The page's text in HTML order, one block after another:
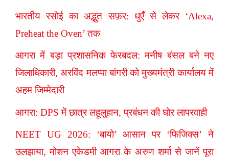
भारतीय रसोई का अद्भुत सफ़र: धुएँ से लेकर ‘Alexa,
Preheat the Oven’ तक
आगरा में बड़ा प्रशासनिक फेरबदल: मनीष बंसल बने नए
जिलाधिकारी, अरविंद मलप्पा बांगरी को मुख्यमंत्री कार्यालय में
अहम जिम्मेदारी
आगरा: DPS में छात्र लहूलुहान, प्रबंधन की घोर लापरवाही
NEET UG 2026: ‘बायो’ आसान पर ‘फिजिक्स’ ने
उलझाया, मोशन एकेडमी आगरा के अरुण शर्मा से जानें पूरा